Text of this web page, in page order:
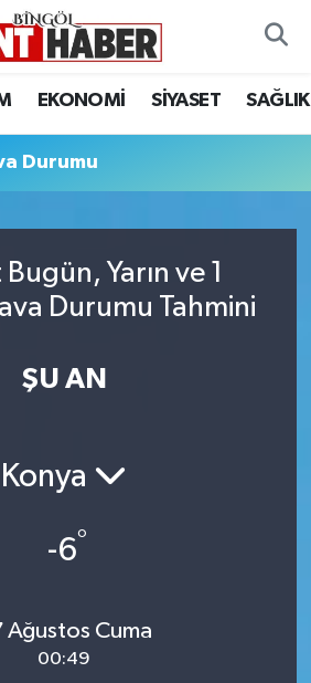
EKONOMİ SİYASET SAĞLIK
Durumu
Yarın ve 1
Durumu Tahmini
ŞU AN
Konya
-6°
Ağustos Cuma
00:49
Vakitleri
Durumu ve Fikstür